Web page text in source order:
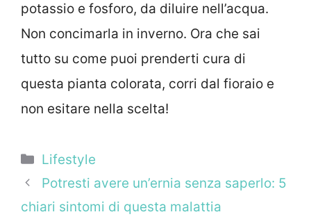
potassio e fosforo, da diluire nell’acqua.
Non concimarla in inverno. Ora che sai
tutto su come puoi prenderti cura di
questa pianta colorata, corri dal fioraio e
non esitare nella scelta!
Categorie
Lifestyle
Potresti avere un’ernia senza saperlo: 5
chiari sintomi di questa malattia